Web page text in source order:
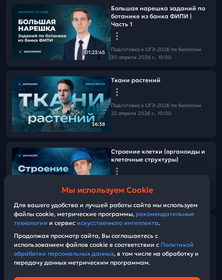
01:23:45
Большая нарешка заданий по
ботанике из банка ФИПИ |
Часть 1
Подготовка к ОГЭ-2026 по биологии
30 апреля 2026 г., 15:00
36:38
Ткани растений
Подготовка к ОГЭ-2026 по биологии
22 апреля 2026 г., 10:00
Строение клетки (органоиды и
клеточные структуры)
22 апреля 2026 г., 10:00
Ткани человека, опорно-
Подготовка к ОГЭ-2026 по биологии
22 апреля 2026 г., 10:00
Мы используем Cookie
Для вашего удобства и лучшей работы сайта мы используем
файлы cookie, метрические программы, рекомендательные
технологии и сервис искусственного интеллекта.
Продолжая просмотр сайта, Вы соглашаетесь с
использованием файлов cookie в соответствии с Политикой
обработки персональных данных, в том числе на обработку и
передачу данных метрическим программам.